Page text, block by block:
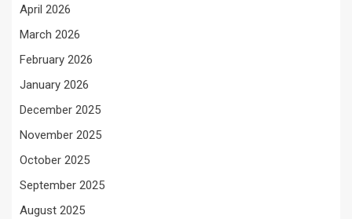
April 2026
March 2026
February 2026
January 2026
December 2025
November 2025
October 2025
September 2025
August 2025